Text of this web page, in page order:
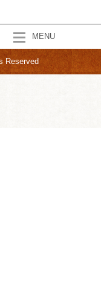
MENU
Reserved